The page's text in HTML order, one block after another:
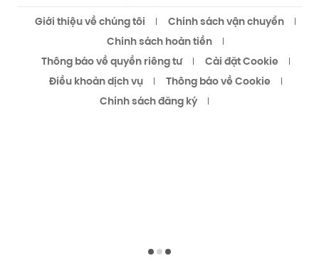
Giới thiệu về chúng tôi
Chính sách vận chuyển
Chính sách hoàn tiền
Thông báo về quyền riêng tư
Cài đặt Cookie
Điều khoản dịch vụ
Thông báo về Cookie
Chính sách đăng ký